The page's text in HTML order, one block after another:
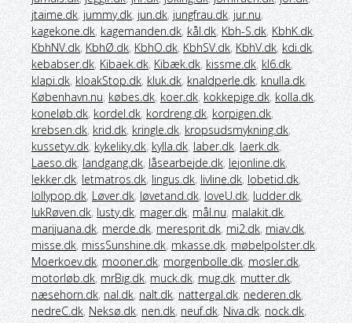
jtaime.dk, jummy.dk, jun.dk, jungfrau.dk, jur.nu,
kagekone.dk, kagemanden.dk, kål.dk, Kbh-S.dk, KbhK.dk,
KbhNV.dk, KbhØ.dk, KbhO.dk, KbhSV.dk, KbhV.dk, kdi.dk,
kebabser.dk, Kibaek.dk, Kibæk.dk, kissme.dk, kl6.dk,
klapi.dk, kloakStop.dk, kluk.dk, knaldperle.dk, knulla.dk,
København.nu, købes.dk, koer.dk, kokkepige.dk, kolla.dk,
koneløb.dk, kordel.dk, kordreng.dk, korpigen.dk,
krebsen.dk, krid.dk, kringle.dk, kropsudsmykning.dk,
kussetyv.dk, kykeliky.dk, kylla.dk, laber.dk, laerk.dk,
Laeso.dk, landgang.dk, låsearbejde.dk, lejonline.dk,
lekker.dk, letmatros.dk, lingus.dk, livline.dk, lobetid.dk,
lollypop.dk, Løver.dk, løvetand.dk, loveU.dk, ludder.dk,
lukRøven.dk, lusty.dk, mager.dk, mål.nu, malakit.dk,
marijuana.dk, merde.dk, meresprit.dk, mi2.dk, miav.dk,
misse.dk, missSunshine.dk, mkasse.dk, møbelpolster.dk,
Moerkoev.dk, mooner.dk, morgenbolle.dk, mosler.dk,
motorløb.dk, mrBig.dk, muck.dk, mug.dk, mutter.dk,
næsehorn.dk, nal.dk, nalt.dk, nattergal.dk, nederen.dk,
nedreC.dk, Neksø.dk, nen.dk, neuf.dk, Niva.dk, nock.dk,